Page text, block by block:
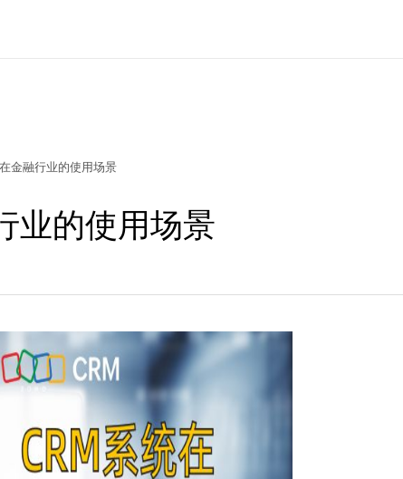
金融行业的使用场景
业的使用场景